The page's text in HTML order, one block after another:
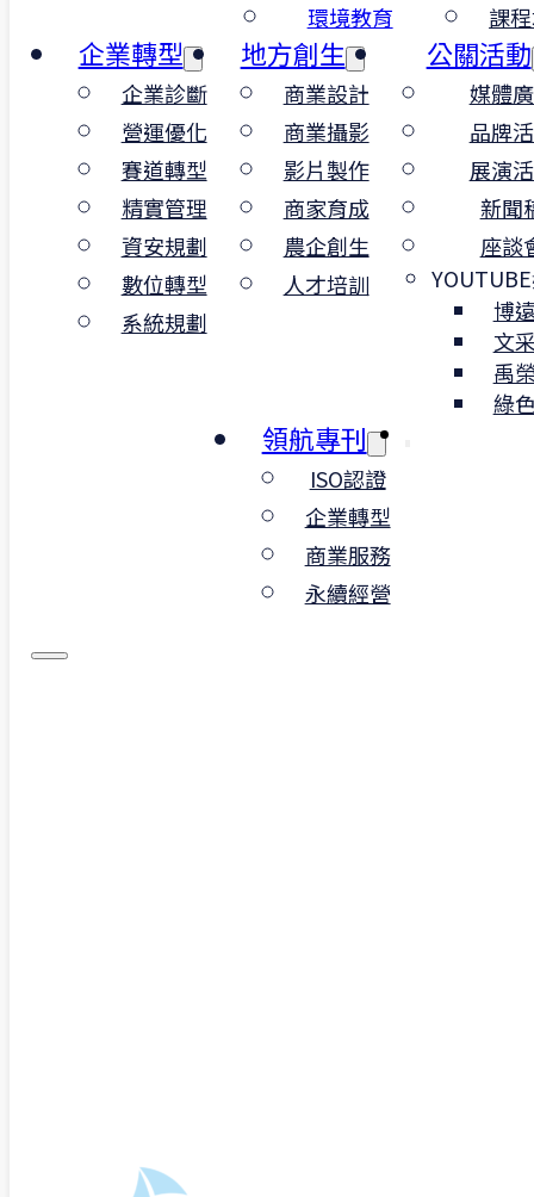
環境教育
課
企業轉型
企業診斷
營運優化
賽道轉型
精實管理
資安規劃
數位轉型
系統規劃
地方創生
商業設計
商業攝影
影片製作
商家育成
農企創生
人才培訓
公關活動
媒體
品牌
展演
新聞
座談
博
文
禹
綠
領航專刊
ISO認證
企業轉型
商業服務
永續經營
2024-10-07 ISO認證,商業服務 作者：邱奕成
隨著消費者對食品安全的關注日益提
信任與品質成為食品企業致勝的關
ISO 9001 和 ISO 22000 認證為食品製
包裝企業提供強大的品質管理與食品
保障，確保每一項產品符合最高標準
消費者安心選擇。